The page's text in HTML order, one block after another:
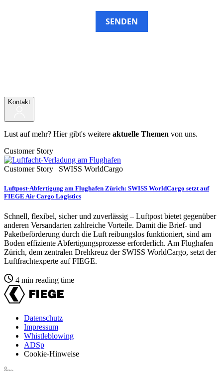
SENDEN
Kontakt
Lust auf mehr? Hier gibt's weitere aktuelle Themen von uns.
Customer Story
Customer Story | SWISS WorldCargo
Luftpost-Abfertigung am Flughafen Zürich: SWISS WorldCargo setzt auf
FIEGE Air Cargo Logistics
Schnell, flexibel, sicher und zuverlässig – Luftpost bietet gegenüber
anderen Versandarten zahlreiche Vorteile. Damit die Brief- und
Paketbeförderung durch die Luft reibungslos funktioniert, sind am
Boden effiziente Abfertigungsprozesse erforderlich. Am Flughafen
Zürich, dem zentralen Drehkreuz der SWISS WorldCargo, setzt der
Luftfrachtexperte auf FIEGE.
4 min reading time
Footer
menu
Datenschutz
Impressum
Whistleblowing
ADSp
Cookie-Hinweise